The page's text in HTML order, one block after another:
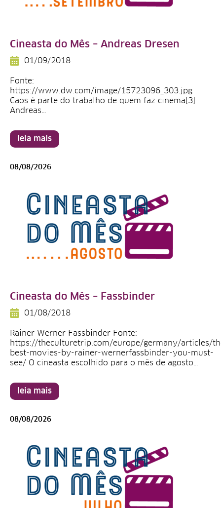
Cineasta do Mês – Andreas Dresen
01/09/2018
Fonte:
https://www.dw.com/image/15723096_303.jpg
Caos é parte do trabalho de quem faz cinema[3]
Andreas…
leia mais
08/08/2026
Cineasta do Mês – Fassbinder
01/08/2018
Rainer Werner Fassbinder Fonte:
https://theculturetrip.com/europe/germany/articles/
best-movies-by-rainer-wernerfassbinder-you-must-
see/ O cineasta escolhido para o mês de agosto…
leia mais
08/08/2026